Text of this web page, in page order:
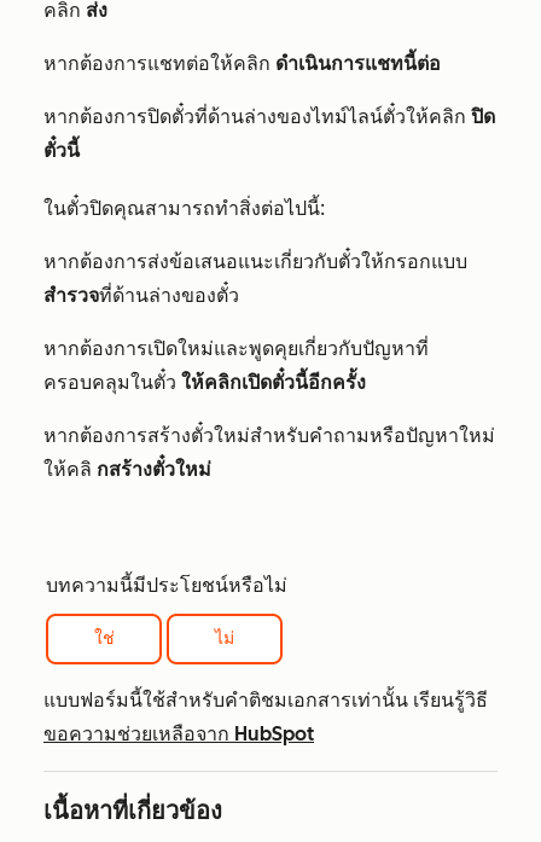
คลิก ส่ง
หากต้องการแชทต่อให้คลิก ดำเนินการแชทนี้ต่อ
หากต้องการปิดตั๋วที่ด้านล่างของไทม์ไลน์ตั๋วให้คลิก ปิด
ตั๋วนี้
ในตั๋วปิดคุณสามารถทำสิ่งต่อไปนี้:
หากต้องการส่งข้อเสนอแนะเกี่ยวกับตั๋วให้กรอกแบบ
สำรวจที่ด้านล่างของตั๋ว
หากต้องการเปิดใหม่และพูดคุยเกี่ยวกับปัญหาที่
ครอบคลุมในตั๋ว ให้คลิกเปิดตั๋วนี้อีกครั้ง
หากต้องการสร้างตั๋วใหม่สำหรับคำถามหรือปัญหาใหม่
ให้คลิ กสร้างตั๋วใหม่
บทความนี้มีประโยชน์หรือไม่
ใช่ ไม่
แบบฟอร์มนี้ใช้สำหรับคำติชมเอกสารเท่านั้น เรียนรู้วิธี
ขอความช่วยเหลือจาก HubSpot
เนื้อหาที่เกี่ยวข้อง